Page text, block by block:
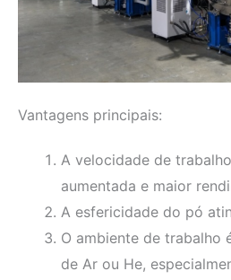
Vantagens principais:
A velocidade de
aumentada e maior
A esfericidade do pó
O ambiente de trabalho
de Ar ou He,